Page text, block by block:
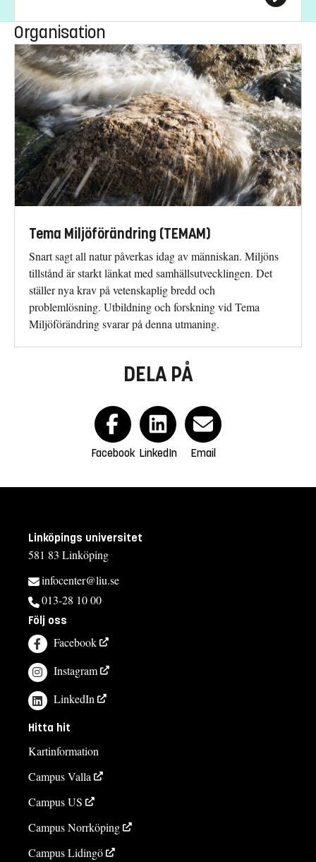
Organisation
Tema Miljöförändring (TEMAM)
Snart sagt all natur påverkas idag av människan. Miljöns
tillstånd är starkt länkat med samhällsutvecklingen. Det
ställer nya krav på vetenskaplig bredd och
problemlösning. Utbildning och forskning vid Tema
Miljöförändring svarar på denna utmaning.
DELA PÅ
Facebook LinkedIn Email
Linköpings universitet
581 83 Linköping
infocenter@liu.se
013-28 10 00
Följ oss
Facebook
Instagram
LinkedIn
Hitta hit
Kartinformation
Campus Valla
Campus US
Campus Norrköping
Campus Lidingö